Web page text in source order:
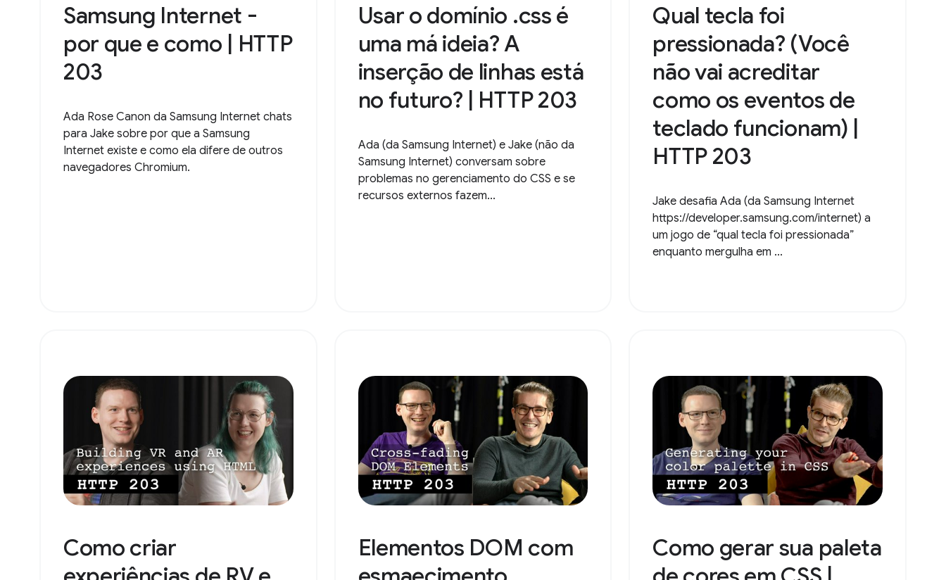
Samsung Internet -
por que e como | HTTP
203
Ada Rose Canon da Samsung Internet chats
para Jake sobre por que a Samsung
Internet existe e como ela difere de outros
navegadores Chromium.
Usar o domínio .css é
uma má ideia? A
inserção de linhas está
no futuro? | HTTP 203
Ada (da Samsung Internet) e Jake (não da
Samsung Internet) conversam sobre
problemas no gerenciamento do CSS e se
recursos externos fazem...
Qual tecla foi
pressionada? (Você
não vai acreditar
como os eventos de
teclado funcionam) |
HTTP 203
Jake desafia Ada (da Samsung Internet
https://developer.samsung.com/internet) a
um jogo de “qual tecla foi pressionada”
enquanto mergulha em ...
Como criar
Elementos DOM com
Como gerar sua paleta